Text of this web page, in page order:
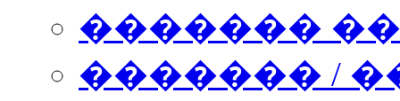
�������
������� /